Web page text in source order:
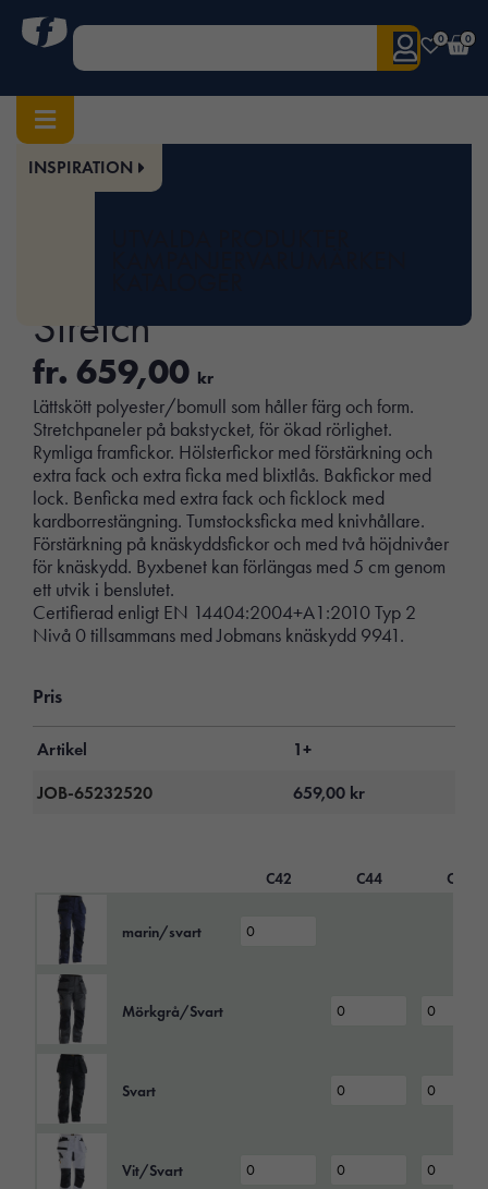
0 0
INSPIRATION
Hem/Herr/Underdelar
Stretch
fr. 659,00 kr
Lättskött polyester/bomull som håller färg och form.
Stretchpaneler på bakstycket, för ökad rörlighet.
Rymliga framfickor. Hölsterfickor med förstärkning och
extra fack och extra ficka med blixtlås. Bakfickor med
lock. Benficka med extra fack och ficklock med
kardborrestängning. Tumstocksficka med knivhållare.
Förstärkning på knäskyddsfickor och med två höjdnivåer
för knäskydd. Byxbenet kan förlängas med 5 cm genom
ett utvik i benslutet.
Certifierad enligt EN 14404:2004+A1:2010 Typ 2
Nivå 0 tillsammans med Jobmans knäskydd 9941.
Pris
Artikel
1+
JOB-65232520
659,00 kr
C42 C44 C46
marin/svart
Mörkgrå/Svart
Svart
Vit/Svart